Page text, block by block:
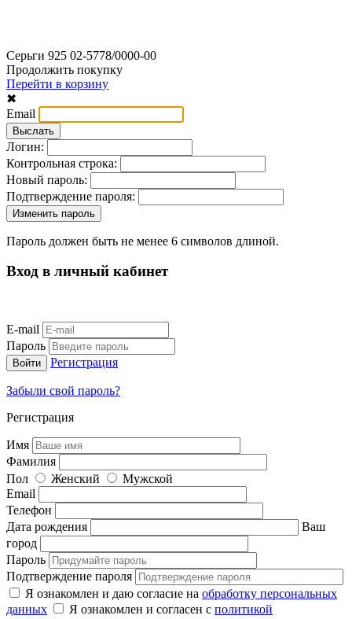
Серьги 925 02-5778/0000-00
Продолжить покупку
Перейти в корзину
✖
Email
Логин:
Контрольная строка:
Новый пароль:
Подтверждение пароля:
Пароль должен быть не менее 6 символов длиной.
Вход в личный кабинет
E-mail
Пароль
Регистрация
Забыли свой пароль?
Регистрация
Имя
Фамилия
Пол
Женский
Мужской
Email
Телефон
Дата рождения
Ваш
город
Пароль
Подтверждение пароля
Я ознакомлен и даю согласие на обработку персональных
данных
Я ознакомлен и согласен с политикой